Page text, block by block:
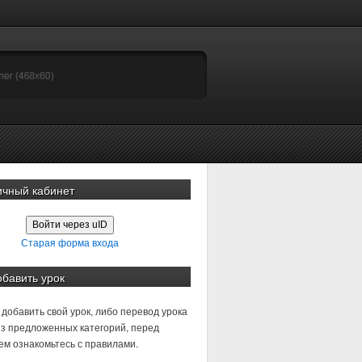
кабинет
Войти через uID
Старая форма входа
урок
свой урок, либо перевод урока
предложенных категорий, перед
ознакомьтесь с правилами.